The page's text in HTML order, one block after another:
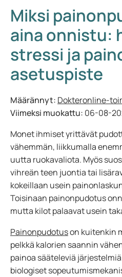
Miksi
aina onnistu:
stressi ja
asetuspiste
Määrännyt: Dokteronline-
Viimeksi muokattu: 06-08-
Monet ihmiset yrittävät
vähemmän, liikkumalla
uutta ruokavaliota. Myös
vihreän teen juontia tai
kokeillaan usein
Toisinaan painonpudotus
mutta kilot palaavat usein
Painonpudotuson kuitenkin
pelkkä kalorien saannin
painoa sääteleviä
biologiset